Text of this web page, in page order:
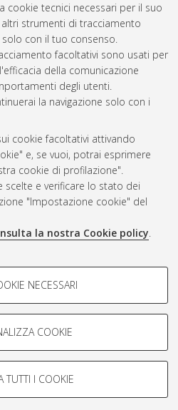
cookie tecnici necessari per il suo
strumenti di tracciamento
con il tuo consenso.
facoltativi sono usati per
della comunicazione
degli utenti.
la navigazione solo con i
cookie facoltativi attivando
e, se vuoi, potrai esprimere
cookie di profilazione".
scelte e verificare lo stato dei
"Impostazione cookie" del
la nostra Cookie policy.
-
analizzare le caratteristiche della
profili in base al loro comportamento
NECESSARI
COOKIE
TUTTI I COOKIE
and Analysis of Multi-Three-
Control.[Laurea magistrale],
di Studio inIngegneria
ilFri Aug 7 09:57:30 2026 CEST